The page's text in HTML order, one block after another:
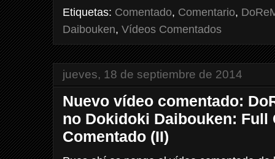
Etiquetas: Comentado, Comentario,
Daibouken, Vídeos Comentados
jueves, 18 de septiembre de 2014
Nuevo vídeo comentado:
no Dokidoki Daibouken: Full
Comentado (II)